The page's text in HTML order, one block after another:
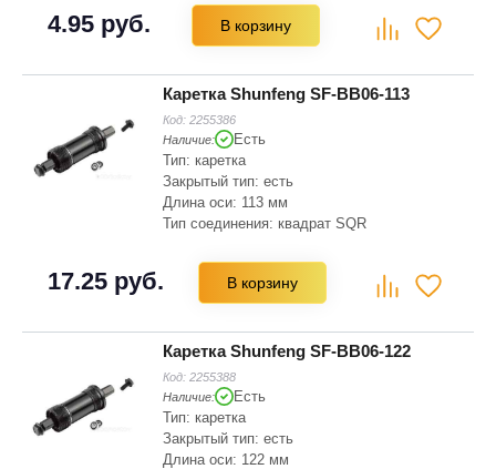
4.95 руб. В корзину
Каретка Shunfeng SF-BB06-113
Код: 2255386
Наличие:
Есть
Тип: каретка
Закрытый тип: есть
Длина оси: 113 мм
Тип соединения: квадрат SQR
Материал: сталь
Подшипники: промышленные
17.25 руб. В корзину
Каретка Shunfeng SF-BB06-122
Код: 2255388
Наличие:
Есть
Тип: каретка
Закрытый тип: есть
Длина оси: 122 мм